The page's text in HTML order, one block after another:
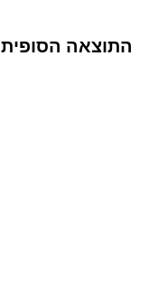
התוצאה הסופית